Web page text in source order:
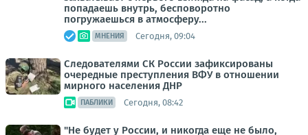
попадаешь внутрь, бесповоротно
погружаешься в атмосферу...
МНЕНИЯ Сегодня, 09:04
Следователями СК России зафиксированы
очередные преступления ВФУ в отношении
мирного населения ДНР
ПАБЛИКИ Сегодня, 08:42
"Не будет у России, и никогда еще не было,